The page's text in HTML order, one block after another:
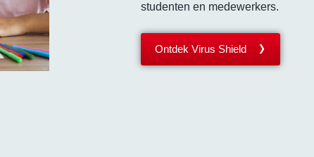
studenten en medewerkers.
Ontdek Virus Shield